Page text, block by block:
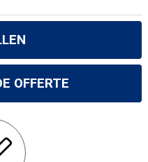
OFFERTE